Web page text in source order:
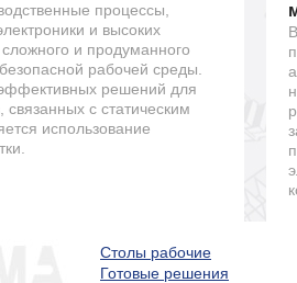
процессы,
и высоких
и продуманного
рабочей среды.
решений для
с статическим
использование
Столы рабочие
Готовые решения